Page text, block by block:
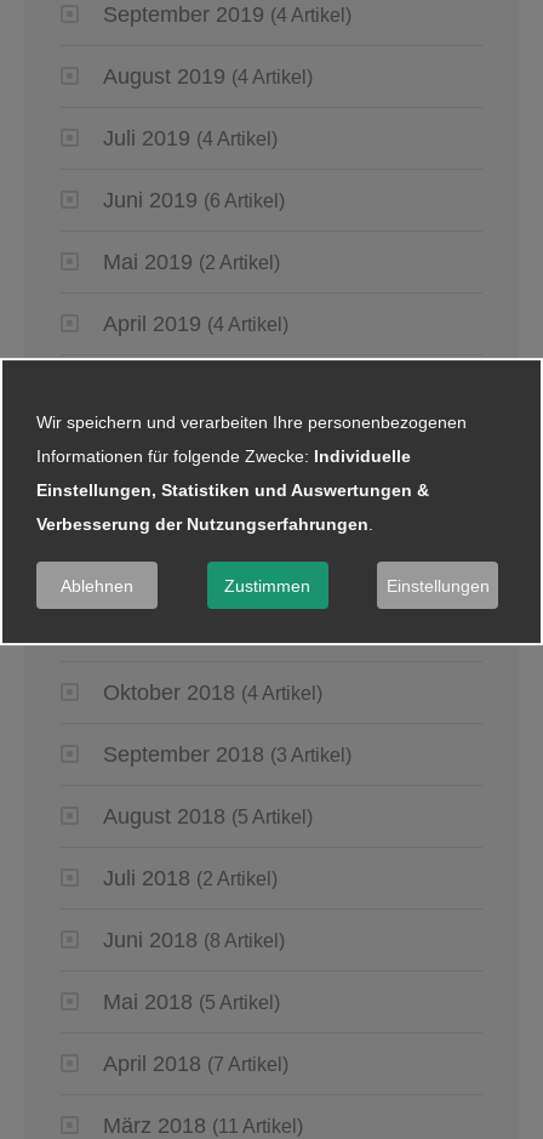
September 2019 (4 Artikel)
August 2019 (4 Artikel)
Juli 2019 (4 Artikel)
Juni 2019 (6 Artikel)
Mai 2019 (2 Artikel)
April 2019 (4 Artikel)
Januar 2019 (5 Artikel)
2018
Dezember 2018
(8 Artikel)
Oktober 2018 (4 Artikel)
September 2018 (3 Artikel)
August 2018 (5 Artikel)
Juli 2018 (2 Artikel)
Juni 2018 (8 Artikel)
Mai 2018 (5 Artikel)
April 2018 (7 Artikel)
März 2018 (11 Artikel)
Wir speichern und verarbeiten Ihre personenbezogenen
Informationen für folgende Zwecke: Individuelle
Einstellungen, Statistiken und Auswertungen &
Verbesserung der Nutzungserfahrungen.
Ablehnen Zustimmen Einstellungen